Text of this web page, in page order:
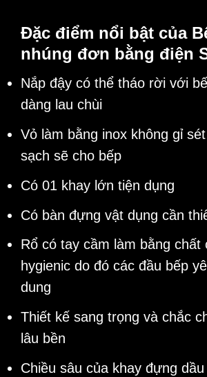
Đặc điểm nổi bật của
nhúng đơn bằng điện
Nắp đậy có thể tháo rời với
dàng lau chùi
Vỏ làm bằng inox không gỉ
sạch sẽ cho bếp
Có 01 khay lớn tiện dụng
Có bàn đựng vật dụng cần
Rổ có tay cầm làm bằng chất
hygienic do đó các đầu bếp
dung
Thiết kế sang trọng và chắc
lâu bền
Chiều sâu của khay đựng